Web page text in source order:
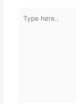
here..